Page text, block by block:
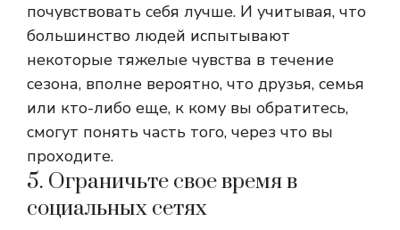
почувствовать себя лучше. И учитывая, что
большинство людей испытывают
некоторые тяжелые чувства в течение
сезона, вполне вероятно, что друзья, семья
или кто-либо еще, к кому вы обратитесь,
смогут понять часть того, через что вы
проходите.
5. Ограничьте свое время в
социальных сетях